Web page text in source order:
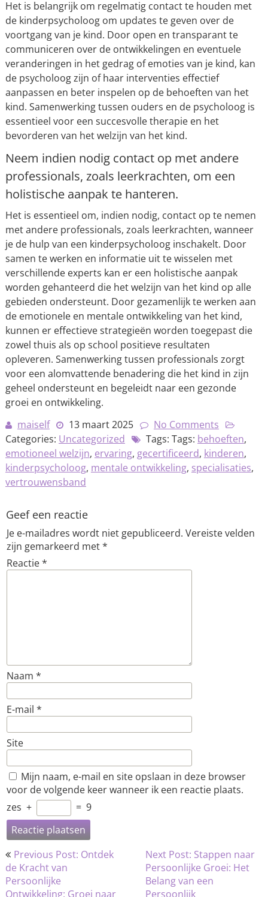
Het is belangrijk om regelmatig contact te houden met
de kinderpsycholoog om updates te geven over de
voortgang van je kind. Door open en transparant te
communiceren over de ontwikkelingen en eventuele
veranderingen in het gedrag of emoties van je kind, kan
de psycholoog zijn of haar interventies effectief
aanpassen en beter inspelen op de behoeften van het
kind. Samenwerking tussen ouders en de psycholoog is
essentieel voor een succesvolle therapie en het
bevorderen van het welzijn van het kind.
Neem indien nodig contact op met andere
professionals, zoals leerkrachten, om een
holistische aanpak te hanteren.
Het is essentieel om, indien nodig, contact op te nemen
met andere professionals, zoals leerkrachten, wanneer
je de hulp van een kinderpsycholoog inschakelt. Door
samen te werken en informatie uit te wisselen met
verschillende experts kan er een holistische aanpak
worden gehanteerd die het welzijn van het kind op alle
gebieden ondersteunt. Door gezamenlijk te werken aan
de emotionele en mentale ontwikkeling van het kind,
kunnen er effectieve strategieën worden toegepast die
zowel thuis als op school positieve resultaten
opleveren. Samenwerking tussen professionals zorgt
voor een alomvattende benadering die het kind in zijn
geheel ondersteunt en begeleidt naar een gezonde
groei en ontwikkeling.
maiself
13 maart 2025
No Comments
Categories: Uncategorized Tags: Tags: behoeften,
emotioneel welzijn, ervaring, gecertificeerd, kinderen,
kinderpsycholoog, mentale ontwikkeling, specialisaties,
vertrouwensband
Geef een reactie
Je e-mailadres wordt niet gepubliceerd. Vereiste velden
zijn gemarkeerd met*
Reactie*
Naam *
E-mail *
Site
Mijn naam, e-mail en site opslaan in deze browser
voor de volgende keer wanneer ik een reactie plaats.
zes + = 9
Bericht
navigatie
Previous Post: Ontdek
de Kracht van
Persoonlijke
Ontwikkeling: Groei naar
Next Post: Stappen naar
Persoonlijke Groei: Het
Belang van een
Persoonlijk